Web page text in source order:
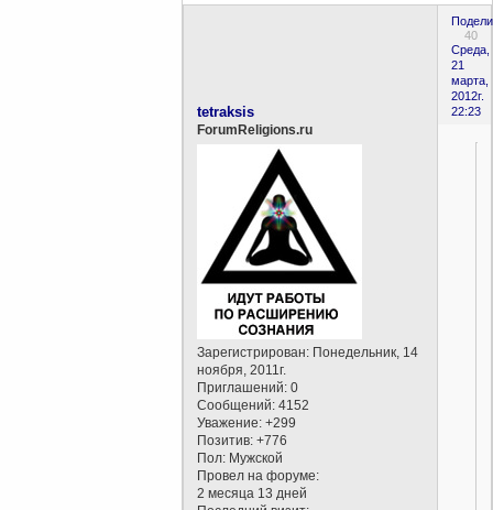
40
Среда,
21
марта,
2012г.
22:23
tetraksis
ForumReligions.ru
Зарегистрирован: Понедельник, 14
ноября, 2011г.
Приглашений: 0
Сообщений: 4152
Уважение: +299
Позитив: +776
Пол: Мужской
Провел на форуме:
2 месяца 13 дней